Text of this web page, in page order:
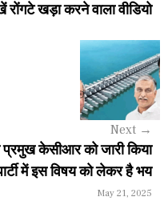
खड़ा करने वाला वीडियो
Next →
केसीआर को जारी किया
में इस विषय को लेकर है भय
May 21, 2025